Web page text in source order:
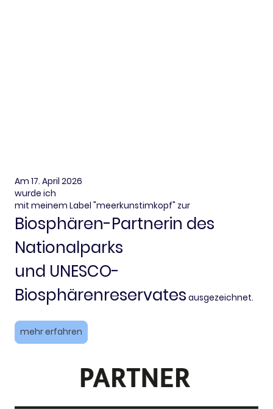
Am 17. April 2026
wurde ich
mit meinem Label "meerkunstimkopf" zur
Biosphären-Partnerin des
Nationalparks
und UNESCO-
Biosphärenreservates ausgezeichnet.
mehr erfahren